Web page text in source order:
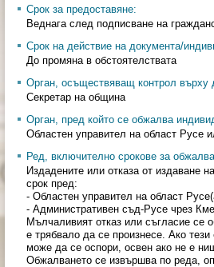
Срок за предоставяне:
Веднага след подписване на
Срок на действие на документа/
До промяна в обстоятелствата
Орган, осъществяващ контрол върху
Секретар на община
Орган, пред който се обжалва
Областен управител на област Русе
Ред, включително срокове за
Издадените или отказа от издаване
срок пред:
- Областен управител на област
- Административен съд-Русе чрез
Мълчаливият отказ или съгласие се
е трябвало да се произнесе. Ако
може да се оспори, освен ако не е
Обжалването се извършва по реда,